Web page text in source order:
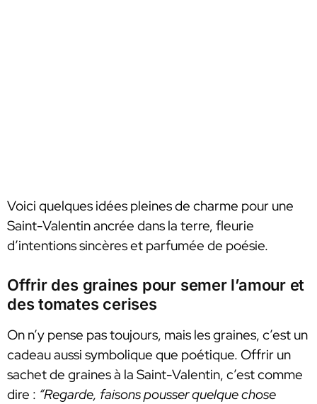
Voici quelques idées pleines de charme pour une
Saint-Valentin ancrée dans la terre, fleurie
d’intentions sincères et parfumée de poésie.
Offrir des graines pour semer l’amour et
des tomates cerises
On n’y pense pas toujours, mais les graines, c’est un
cadeau aussi symbolique que poétique. Offrir un
sachet de graines à la Saint-Valentin, c’est comme
dire : “Regarde, faisons pousser quelque chose